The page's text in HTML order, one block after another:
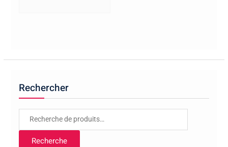
Rechercher
Recherche
Recherche